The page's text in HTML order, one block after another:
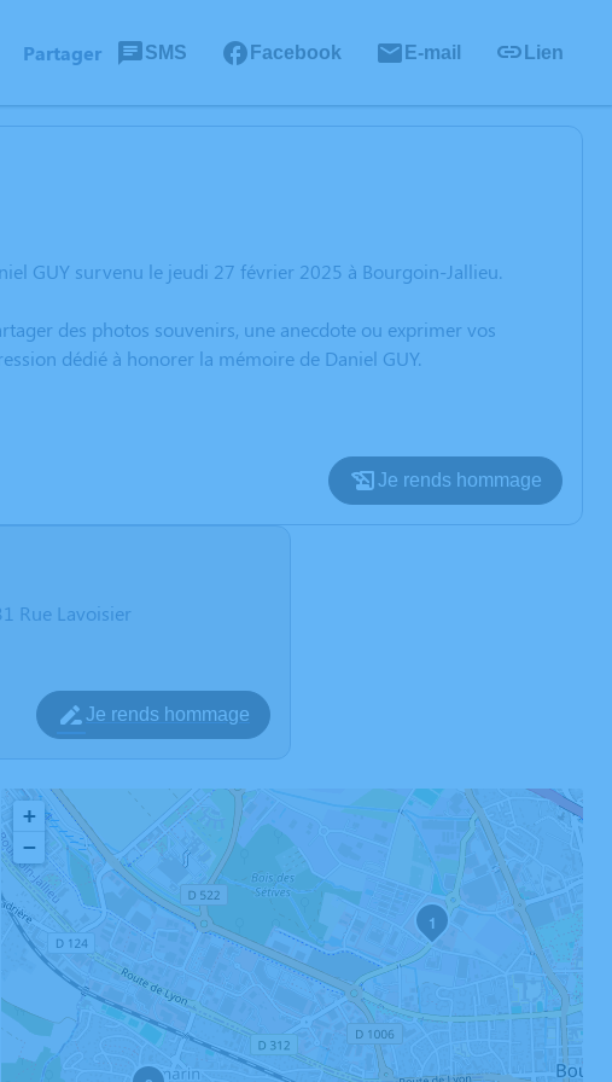
Partager SMS Facebook E-mail Lien
GUY survenu le jeudi 27 février 2025 à Bourgoin-Jallieu.
des photos souvenirs, une anecdote ou exprimer vos
dédié à honorer la mémoire de Daniel GUY.
Je rends hommage
Rue Lavoisier
Je rends hommage
1
+
−